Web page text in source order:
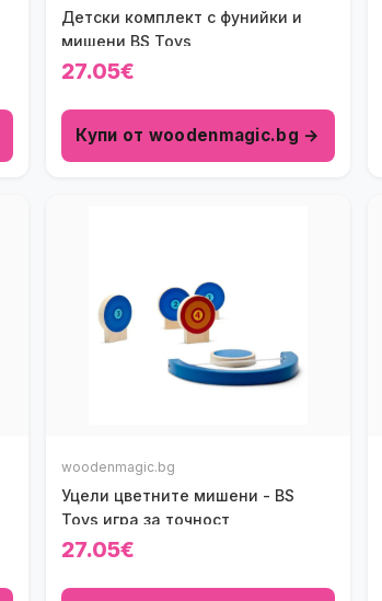
Детски комплект с фунийки и
мишени BS Toys
27.05€
Купи от woodenmagic.bg →
woodenmagic.bg
Уцели цветните мишени - BS
Toys игра за точност
27.05€